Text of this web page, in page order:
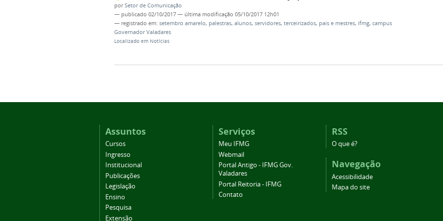
porSetor de Comunicação
— publicado 02/10/2017 — última modificação 05/10/2017 12h01
— registrado em: setembro amarelo, palestras, alunos, servidores, terceirizados, pais e mestres, ifmg, campus
Governador Valadares
Localizado em Notícias
Assuntos
Cursos
Ingresso
Institucional
Publicações
Legislação
Ensino
Pesquisa
Extensão
Serviços
Meu IFMG
Webmail
Portal Antigo - IFMG Gov.
Valadares
Portal Reitoria - IFMG
Contato
RSS
O que é?
Navegação
Acessibilidade
Mapa do site